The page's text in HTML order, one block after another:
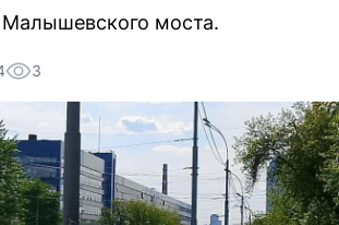
Малышевского моста.
3